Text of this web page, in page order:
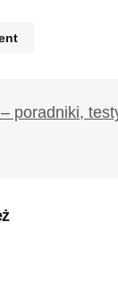
nie zostanie
są oznaczone